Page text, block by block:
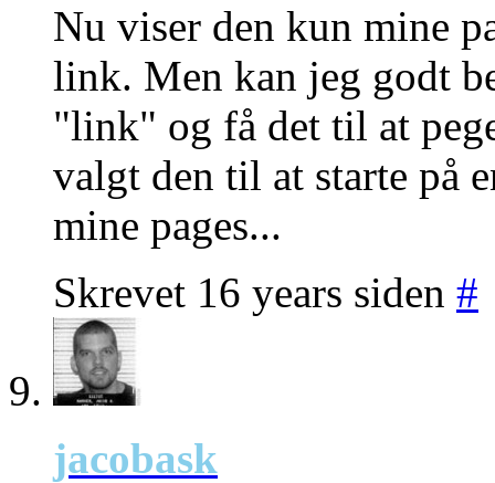
Nu viser den kun mine
link. Men kan jeg godt
"link" og få det til at
valgt den til at starte på
mine pages...
Skrevet 16 years siden #
jacobask